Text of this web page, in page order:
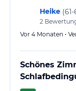
Heike (
2
Vor 4 Monaten •
Schönes